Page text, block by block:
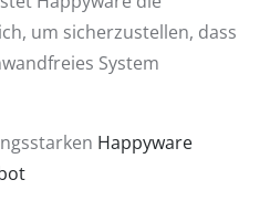
um sicherzustellen, dass
System
Happyware